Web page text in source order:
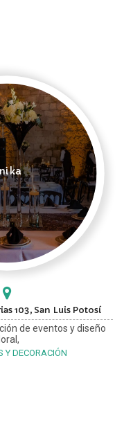
103, San Luis Potosí
de eventos y diseño
Y DECORACIÓN